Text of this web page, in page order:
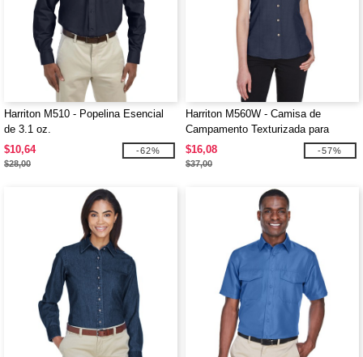
Harriton M510 - Popelina Esencial
de 3.1 oz.
$10,64
$28,00
-62%
Harriton M560W - Camisa de
Campamento Texturizada para
Damas Barbados
$16,08
$37,00
-57%